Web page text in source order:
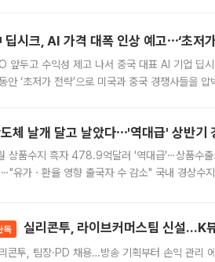
딥시크, AI 가격 대폭 인상 예고⋯‘초저
앞두고 수익성 제고 나서 중국 대표 AI 기업 딥
안 ‘초저가 전략’으로 미국과 중국 경쟁사들을
체 날개 달고 날았다⋯'역대급' 상반
상품수지 흑자 478.9억달러 '역대급'⋯상품수
유가ㆍ환율 영향 출국자 수 감소" 국내 경상수
독 실리콘투, 라이브커머스팀 신설…K
콘투, 팀장·PD 채용…방송 기획부터 손익 관리